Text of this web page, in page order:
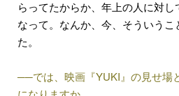
らってたからか、年上の人に対
なって。なんか、今、そういう
た。
──では、映画『YUKI』の見せ場